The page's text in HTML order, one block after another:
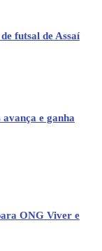
futsal de Assaí
e ganha
ONG Viver e